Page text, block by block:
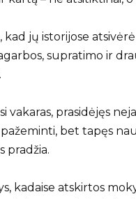
kad jų istorijose
supratimo ir
vakaras, prasidėjęs
bet tapęs
pradžia.
kadaise atskirtos